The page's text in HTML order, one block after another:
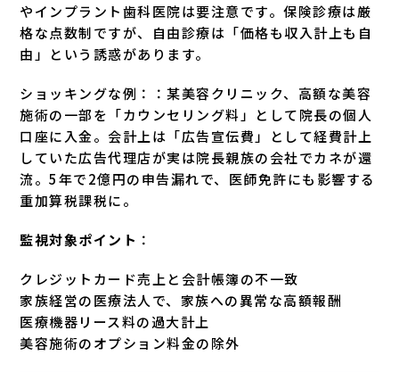
やインプラント歯科医院は要注意です。保険診療は厳
格な点数制ですが、自由診療は「価格も収入計上も自
由」という誘惑があります。
ショッキングな例：：某美容クリニック、高額な美容
施術の一部を「カウンセリング料」として院長の個人
口座に入金。会計上は「広告宣伝費」として経費計上
していた広告代理店が実は院長親族の会社でカネが還
流。5年で2億円の申告漏れで、医師免許にも影響する
重加算税課税に。
監視対象ポイント ：
クレジットカード売上と会計帳簿の不一致
家族経営の医療法人で、家族への異常な高額報酬
医療機器リース料の過大計上
美容施術のオプション料金の除外